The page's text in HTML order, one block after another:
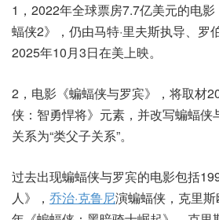
1，2022年全球票房7.7亿美元的电
蝠侠2》，仍由马特·里夫斯执导、罗
2025年10月3日在美上映。
2，电影《蝙蝠侠与罗宾》，将取材
侠：智勇悍将》元素，并改写蝙蝠侠
关系为“类父子关系”。
过去出现蝙蝠侠与罗宾的电影包括
人》， 乔治·克鲁尼演蝙蝠侠，克里